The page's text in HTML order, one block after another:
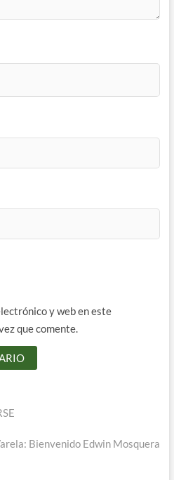
y web en este
que comente.
Bienvenido Edwin Mosquera